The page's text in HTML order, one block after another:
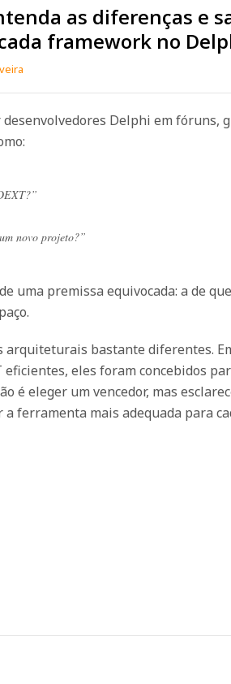
as diferenças e
framework no
Delphi em fóruns,
novo projeto?”
uma premissa equivocada: a de
bastante diferentes.
eles foram concebidos
é eleger um vencedor, mas
a ferramenta mais adequada para